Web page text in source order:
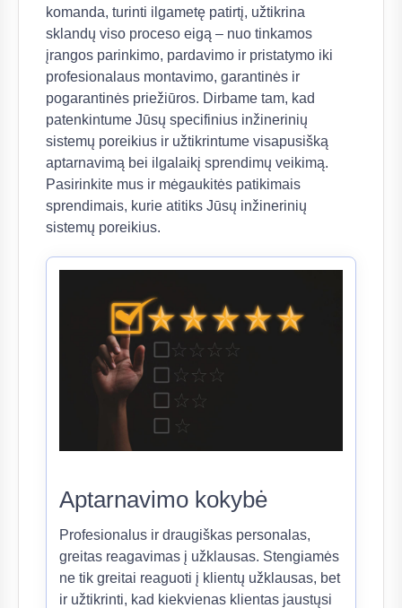
komanda, turinti ilgametę patirtį, užtikrina
sklandų viso proceso eigą – nuo tinkamos
įrangos parinkimo, pardavimo ir pristatymo iki
profesionalaus montavimo, garantinės ir
pogarantinės priežiūros. Dirbame tam, kad
patenkintume Jūsų specifinius inžinerinių
sistemų poreikius ir užtikrintume visapusišką
aptarnavimą bei ilgalaikį sprendimų veikimą.
Pasirinkite mus ir mėgaukitės patikimais
sprendimais, kurie atitiks Jūsų inžinerinių
sistemų poreikius.
Aptarnavimo kokybė
Profesionalus ir draugiškas personalas,
greitas reagavimas į užklausas. Stengiamės
ne tik greitai reaguoti į klientų užklausas, bet
ir užtikrinti, kad kiekvienas klientas jaustųsi